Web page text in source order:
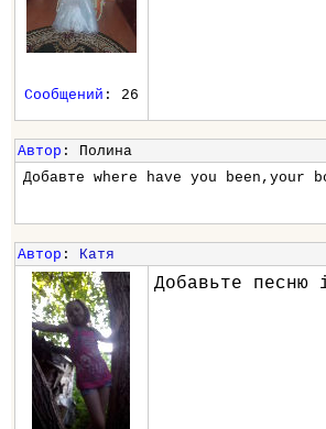
Сообщений : 26
Автор : Полина
Добавте where have you been,your
Автор : Катя
Добавьте песню